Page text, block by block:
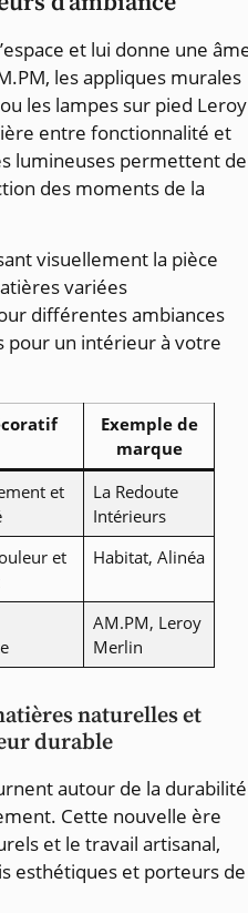
et lui donne une
les appliques murales
les lampes sur pied Leroy
entre fonctionnalité et
lumineuses permettent de
des moments de la
visuellement la pièce
variées
différentes ambiances
pour un intérieur à votre
Exemple de
marque
et
La Redoute
Intérieurs
et
Habitat, Alinéa
AM.PM, Leroy
Merlin
naturelles et
durable
autour de la durabilité
Cette nouvelle ère
et le travail artisanal,
esthétiques et porteurs de